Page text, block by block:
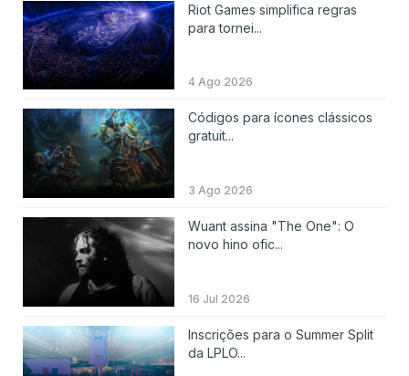
Riot Games simplifica regras
para tornei...
4 Ago 2026
Códigos para ícones clássicos
gratuit...
3 Ago 2026
Wuant assina "The One": O
novo hino ofic...
16 Jul 2026
Inscrições para o Summer Split
da LPLO...